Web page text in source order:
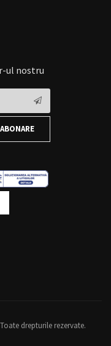
ul nostru
drepturile rezervate.